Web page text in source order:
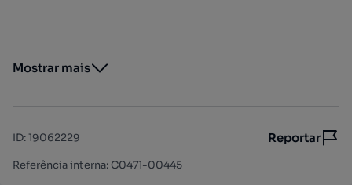
Mostrar mais
ID:19062229 Reportar
Referência interna: C0471-00445